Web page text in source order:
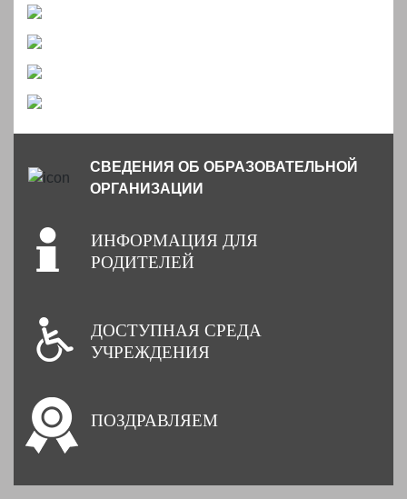
СВЕДЕНИЯ ОБ ОБРАЗОВАТЕЛЬНОЙ
ОРГАНИЗАЦИИ
ИНФОРМАЦИЯ ДЛЯ
РОДИТЕЛЕЙ
ДОСТУПНАЯ СРЕДА
УЧРЕЖДЕНИЯ
ПОЗДРАВЛЯЕМ